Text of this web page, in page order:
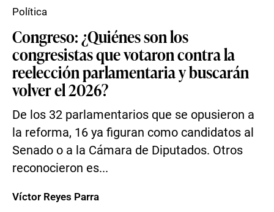
Congreso: ¿Quiénes son los
congresistas que votaron contra la
reelección parlamentaria y buscarán
volver el 2026?
De los 32 parlamentarios que se opusieron a
la reforma, 16 ya figuran como candidatos al
Senado o a la Cámara de Diputados. Otros
reconocieron es...
Política
Víctor Reyes Parra